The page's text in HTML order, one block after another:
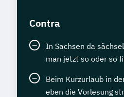
Contra
In Sachsen da
man jetzt so oder so
Beim Kurzurlaub in
eben die Vorlesung